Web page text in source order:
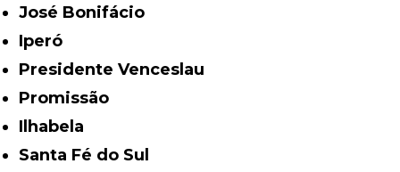
José Bonifácio
Iperó
Presidente Venceslau
Promissão
Ilhabela
Santa Fé do Sul